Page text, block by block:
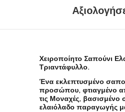
Χειροποίητο Σαπούνι
Τριαντάφυλλο.
Ένα εκλεπτυσμένο
προσώπου, φτιαγμένο
τις Μοναχές, βασισμένο
ελαιόλαδο παραγωγής